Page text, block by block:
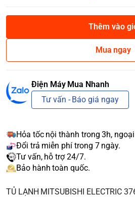
Thêm vào
Mua ngay
Điện Máy Mua Nhanh
Tư vấn - Báo giá ngay
Hỏa tốc nội thành trong 3h,
Đổi trả miễn phí trong 7 ngày.
Tư vấn, hỗ trợ 24/7.
Bảo hành toàn quốc.
TỦ LẠNH MITSUBISHI ELECTRIC